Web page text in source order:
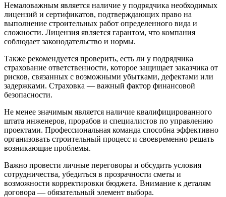
Немаловажным является наличие у подрядчика необходимых
лицензий и сертификатов, подтверждающих право на
выполнение строительных работ определенного вида и
сложности. Лицензия является гарантом, что компания
соблюдает законодательство и нормы.
Также рекомендуется проверить, есть ли у подрядчика
страхование ответственности, которое защищает заказчика от
рисков, связанных с возможными убытками, дефектами или
задержками. Страховка — важный фактор финансовой
безопасности.
Не менее значимым является наличие квалифицированного
штата инженеров, прорабов и специалистов по управлению
проектами. Профессиональная команда способна эффективно
организовать строительный процесс и своевременно решать
возникающие проблемы.
Важно провести личные переговоры и обсудить условия
сотрудничества, убедиться в прозрачности сметы и
возможности корректировки бюджета. Внимание к деталям
договора — обязательный элемент выбора.